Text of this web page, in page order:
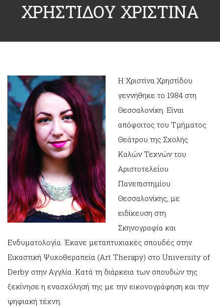
ΧΡΗΣΤΙΔΟΥ ΧΡΙΣΤΙΝΑ
Η Χριστίνα Χρηστίδου
γεννήθηκε το 1984 στη
Θεσσαλονίκη. Είναι
απόφοιτος του Τμήματος
Θεάτρου της Σχολής
Καλών Τεχνών του
Αριστοτελείου
Πανεπιστημίου
Θεσσαλονίκης, με
ειδίκευση στη
Σκηνογραφία και
Ενδυματολογία. Έκανε μεταπτυχιακές σπουδές στην
Εικαστική Ψυχοθεραπεία (Art Therapy) στο University of
Derby στην Αγγλία. Κατά τη διάρκεια των σπουδών της
ξεκίνησε η ενασχόλησή της με την εικονογράφηση και την
ψηφιακή τέχνη.